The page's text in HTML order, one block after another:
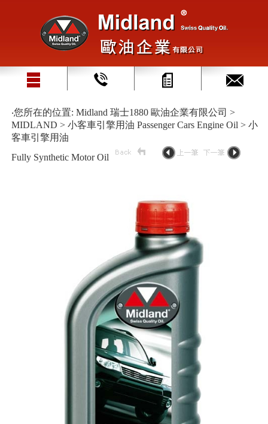
‧您所在的位置: Midland 瑞士1880 歐油企業有限公司 >
MIDLAND > 小客車引擎用油 Passenger Cars Engine Oil > 小
客車引擎用油
Fully Synthetic Motor Oil